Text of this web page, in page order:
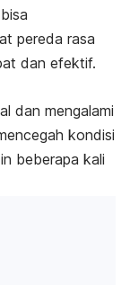
pereda rasa
dan efektif.
dan mengalami
kondisi
beberapa kali